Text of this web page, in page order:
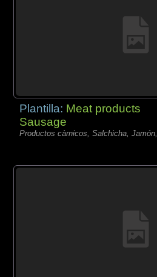
Plantilla: Meat products
Sausage
Productos càrnicos, Salchicha, Jamón,